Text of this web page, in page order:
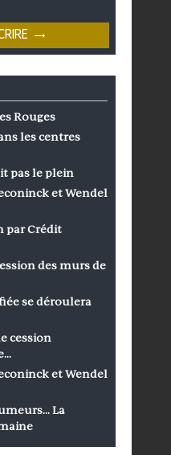
Rouges
les centres
pas le plein
et Wendel
par Crédit
des murs de
se déroulera
cession
et Wendel
La